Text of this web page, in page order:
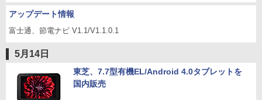
アップデート情報
富士通、節電ナビ V1.1/V1.1.0.1
5月14日
東芝、7.7型有機EL/Android 4.0タブレットを
国内販売